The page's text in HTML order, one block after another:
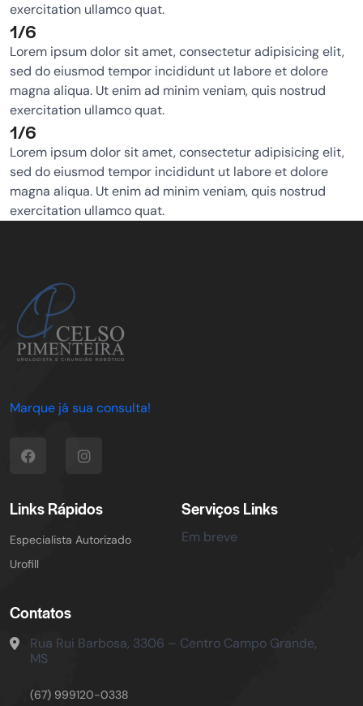
exercitation ullamco quat.
1/6
Lorem ipsum dolor sit amet, consectetur adipisicing elit,
sed do eiusmod tempor incididunt ut labore et dolore
magna aliqua. Ut enim ad minim veniam, quis nostrud
exercitation ullamco quat.
1/6
Lorem ipsum dolor sit amet, consectetur adipisicing elit,
sed do eiusmod tempor incididunt ut labore et dolore
magna aliqua. Ut enim ad minim veniam, quis nostrud
exercitation ullamco quat.
Marque já sua consulta!
Links Rápidos
Especialista Autorizado
Urofill
Serviços Links
Em breve
Contatos
Rua Rui Barbosa, 3306 – Centro Campo Grande,
MS
(67) 999120-0338